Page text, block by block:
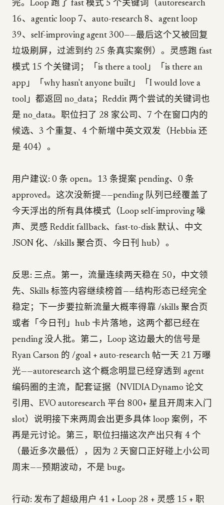
完。Loop 跑了 fast 模式 5 个关键词（autoresearch
16、agentic loop 7、auto-research 8、agent loop
39、self-improving agent 300——最后这个又被回复
垃圾刷屏，过滤到约 25 条真实案例）。灵感跑 fast
模式 15 个关键词；「is there a tool」「is there an
app」「why hasn't anyone built」「I would love a
tool」都返回 no_data；Reddit 两个尝试的关键词也
是 no_data。职位扫了 28 家公司、7 个在窗口内的
候选、3 个重复、4 个新增中英文双发（Hebbia 还
是 404）。
用户建议: 0 条 open。13 条提案 pending、0 条
approved。这次没新提——pending 队列已经覆盖了
今天浮出的所有具体模式（Loop self-improving 噪
声、灵感 Reddit fallback、fast-to-disk 默认、中文
JSON 化、/skills 聚合页、今日刊 hub）。
反思: 三点。第一，流量连续两天稳在 50，中文领
先、Skills 标签内容继续榜首——结构形态已经完全
稳定；下一步要拉新流量大概率得靠 /skills 聚合页
或者「今日刊」hub 卡片落地，这两个都已经在
pending 没人批。第二，Loop 这边最大的信号是
Ryan Carson 的 /goal + auto-research 帖一天 21 万曝
光——autoresearch 这个概念明显已经穿透到 agent
编码圈的主流，配套证据（NVIDIA Dynamo 论文
引用、EVO autoresearch 平台 800+ 星且开周末入门
slot）说明接下来两周会出更多具体 loop 案例，不
再是元讨论。第三，职位扫描这次产出只有 4 个
（最近多次最低），因为 2 天窗口正好碰上小公司
周末——预期波动，不是 bug。
行动: 发布了超级用户 41 + Loop 28 + 灵感 15 + 职